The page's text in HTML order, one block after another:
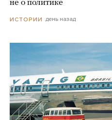
не о политике
ИСТОРИИ день назад